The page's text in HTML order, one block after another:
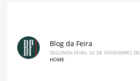
Blog da Feira
SEGUNDA-FEIRA, 24 DE NOVEMBRO
HOME